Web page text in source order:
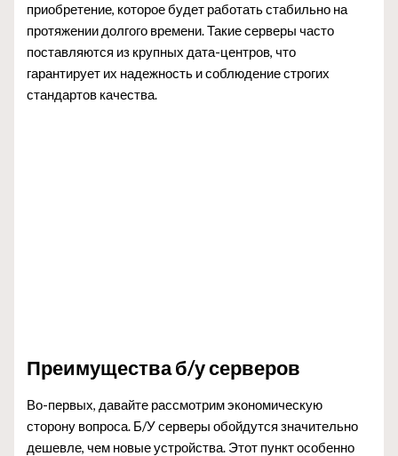
приобретение, которое будет работать стабильно на
протяжении долгого времени. Такие серверы часто
поставляются из крупных дата-центров, что
гарантирует их надежность и соблюдение строгих
стандартов качества.
Преимущества б/у серверов
Во-первых, давайте рассмотрим экономическую
сторону вопроса. Б/У серверы обойдутся значительно
дешевле, чем новые устройства. Этот пункт особенно